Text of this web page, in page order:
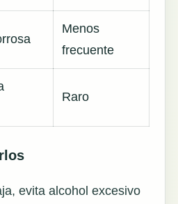
Menos
frecuente
Raro
evita alcohol excesivo